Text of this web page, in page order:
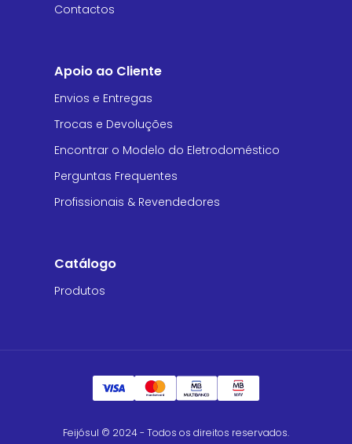
Contactos
Apoio ao Cliente
Envios e Entregas
Trocas e Devoluções
Encontrar o Modelo do Eletrodoméstico
Perguntas Frequentes
Profissionais & Revendedores
Catálogo
Produtos
Feijósul © 2024 - Todos os direitos reservados.